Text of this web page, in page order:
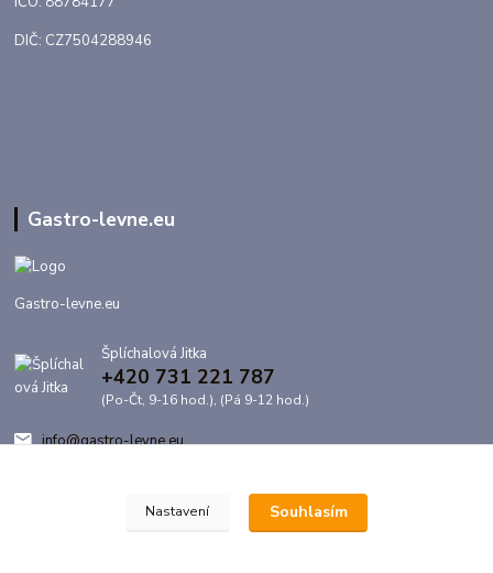
DIČ: CZ7504288946
Gastro-levne.eu
Gastro-levne.eu
Šplíchalová Jitka
+420 731 221 787
(Po-Čt, 9-16 hod.), (Pá 9-12 hod.)
info@gastro-levne.eu
Nastavení Souhlasím